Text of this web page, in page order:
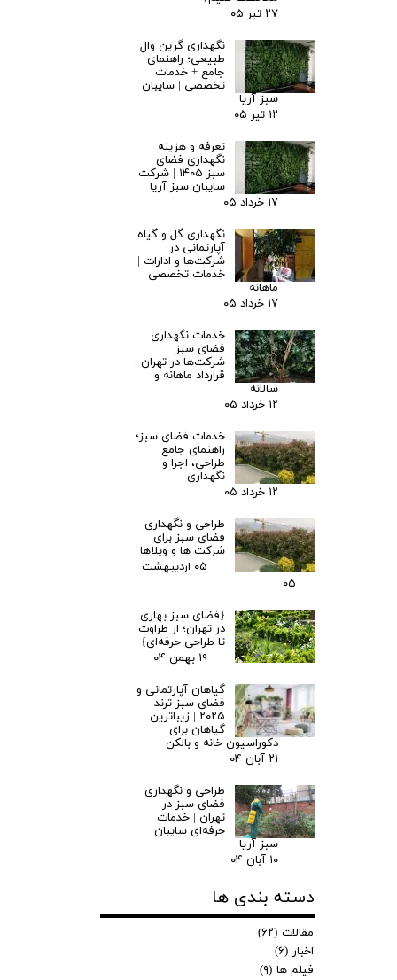
۲۷ تیر ۰۵
نگهداری گرین وال
طبیعی؛ راهنمای
جامع + خدمات
تخصصی | سایبان
سبز آریا
۱۲ تیر ۰۵
تعرفه و هزینه
نگهداری فضای
سبز ۱۴۰۵ | شرکت
سایبان سبز آریا
۱۷ خرداد ۰۵
نگهداری گل و گیاه
آپارتمانی در
شرکت‌ها و ادارات |
خدمات تخصصی
ماهانه
۱۷ خرداد ۰۵
خدمات نگهداری
فضای سبز
شرکت‌ها در تهران |
قرارداد ماهانه و
سالانه
۱۲ خرداد ۰۵
خدمات فضای سبز؛
راهنمای جامع
طراحی، اجرا و
نگهداری
۱۲ خرداد ۰۵
طراحی و نگهداری
فضای سبز برای
شرکت ها و ویلاها
۰۵ اردیبهشت
۰۵
{فضای سبز بهاری
در تهران؛ از طراوت
تا طراحی حرفه‌ای}
۱۹ بهمن ۰۴
گیاهان آپارتمانی و
فضای سبز ترند
۲۰۲۵ | زیباترین
گیاهان برای
دکوراسیون خانه و بالکن
۲۱ آبان ۰۴
طراحی و نگهداری
فضای سبز در
تهران | خدمات
حرفه‌ای سایبان
سبز آریا
۱۰ آبان ۰۴
دسته بندی ها
مقالات (۶۲)
اخبار (۶)
فیلم ها (۹)